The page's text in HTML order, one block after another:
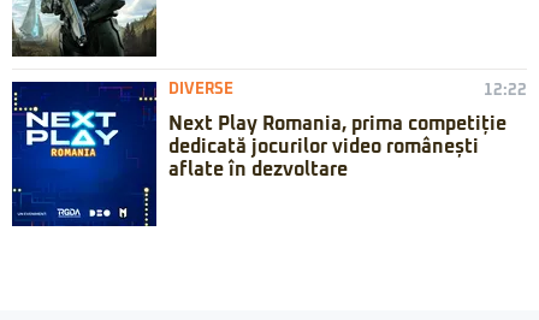
DIVERSE 12:22
Next Play Romania, prima competiție
dedicată jocurilor video românești
aflate în dezvoltare